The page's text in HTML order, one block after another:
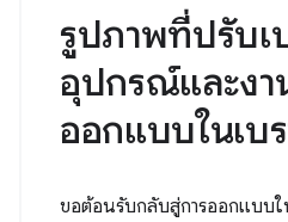
รูปภาพที่ปรับเ
อุปกรณ์และงา
ออกแบบในเบร
ขอต้อนรับกลับสู่การออกแบบใ